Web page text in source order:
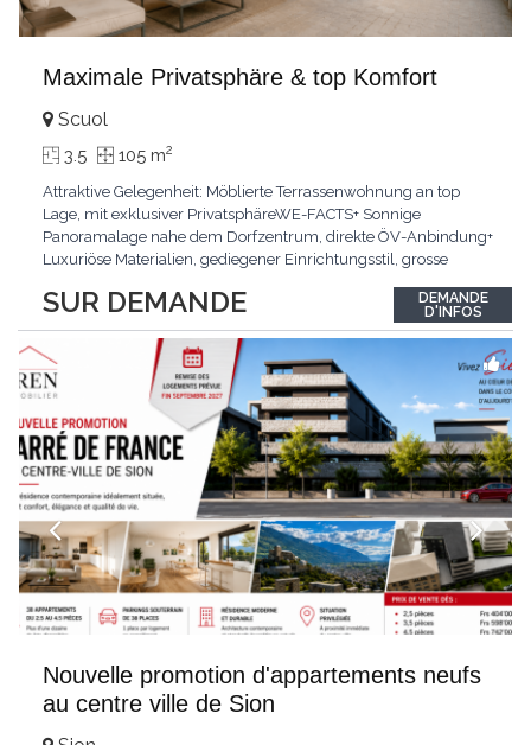
Maximale Privatsphäre & top Komfort
SUR DEMANDE
Scuol
3.5 105 m2
Attraktive Gelegenheit: Möblierte Terrassenwohnung an top
Lage, mit exklusiver PrivatsphäreWE-FACTS+ Sonnige
Panoramalage nahe dem Dorfzentrum, direkte ÖV-Anbindung+
Luxuriöse Materialien, gediegener Einrichtungsstil, grosse
gemeinschaftliche WaschküchePasst für:Geniesser von
Weitblick und gehobenem WohnkomfortDie Wohnung wird
hochwertig
DEMANDE
D'INFOS
Nouvelle promotion d'appartements neufs
au centre ville de Sion